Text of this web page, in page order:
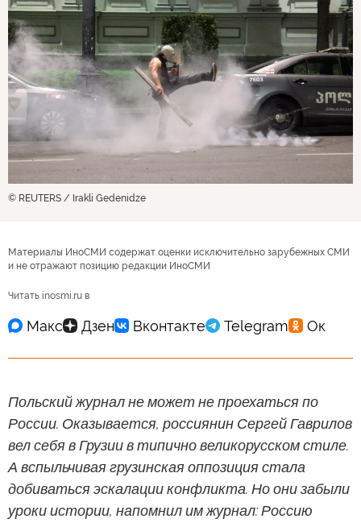
© REUTERS / Irakli Gedenidze
Материалы ИноСМИ содержат оценки исключительно зарубежных СМИ
и не отражают позицию редакции ИноСМИ
Читать inosmi.ru в
Польский журнал не может не проехаться по
России. Оказывается, россиянин Сергей Гаврилов
вел себя в Грузии в типично великорусском стиле.
А вспыльчивая грузинская оппозиция стала
добиваться эскалации конфликта. Но они забыли
уроки истории, напомнил им журнал: Россию